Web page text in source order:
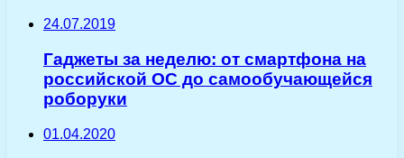
24.07.2019
Гаджеты за неделю: от смартфона на
российской ОС до самообучающейся
роборуки
01.04.2020